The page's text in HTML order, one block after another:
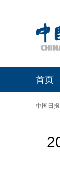
首页
中国日报